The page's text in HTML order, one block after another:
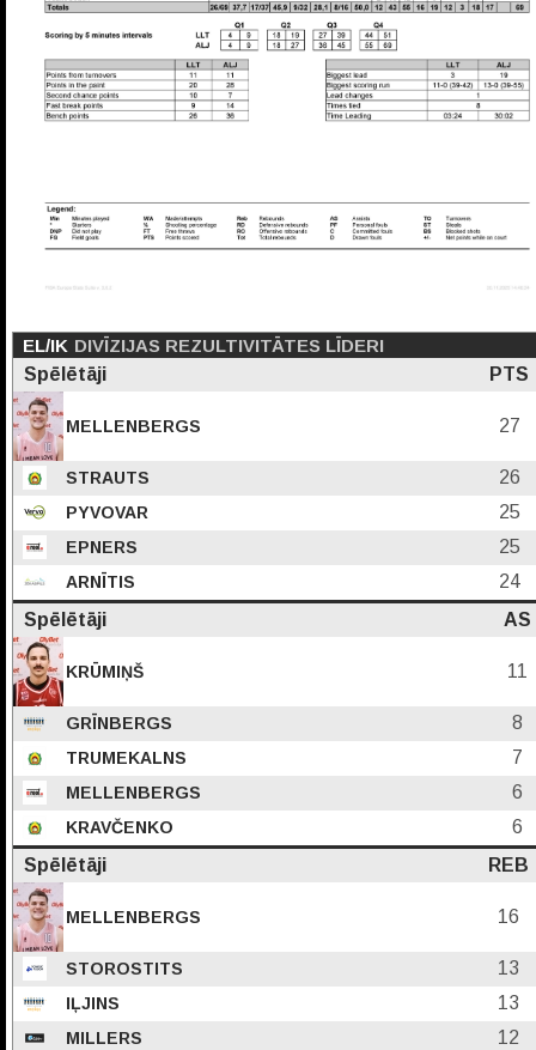
EL/IK DIVĪZIJAS REZULTIVITĀTES LĪDERI
Spēlētāji
PTS
MELLENBERGS 27
STRAUTS 26
PYVOVAR 25
EPNERS 25
ARNĪTIS
24
Spēlētāji
AS
KRŪMIŅŠ 11
GRĪNBERGS 8
TRUMEKALNS 7
MELLENBERGS 6
KRAVČENKO
6
Spēlētāji
REB
MELLENBERGS 16
STOROSTITS 13
IĻJINS 13
MILLERS 12